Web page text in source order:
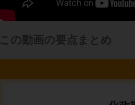
この動画の要点まとめ